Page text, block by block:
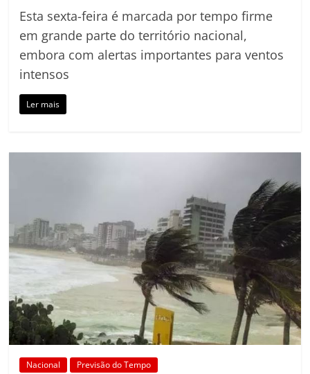
Esta sexta-feira é marcada por tempo firme
em grande parte do território nacional,
embora com alertas importantes para ventos
intensos
Ler mais
Nacional Previsão do Tempo